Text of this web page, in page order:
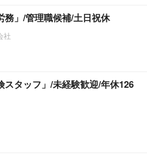
務」/管理職候補/土日祝休
社
スタッフ」/未経験歓迎/年休126